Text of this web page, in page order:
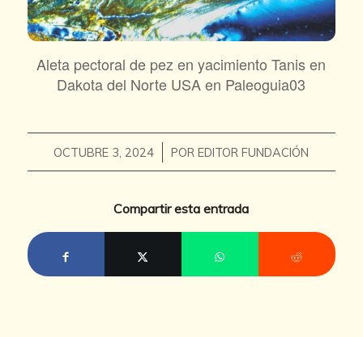
Aleta pectoral de pez en yacimiento Tanis en
Dakota del Norte USA en Paleoguia03
OCTUBRE 3, 2024
/ POREDITOR FUNDACIÓN
Compartir esta entrada